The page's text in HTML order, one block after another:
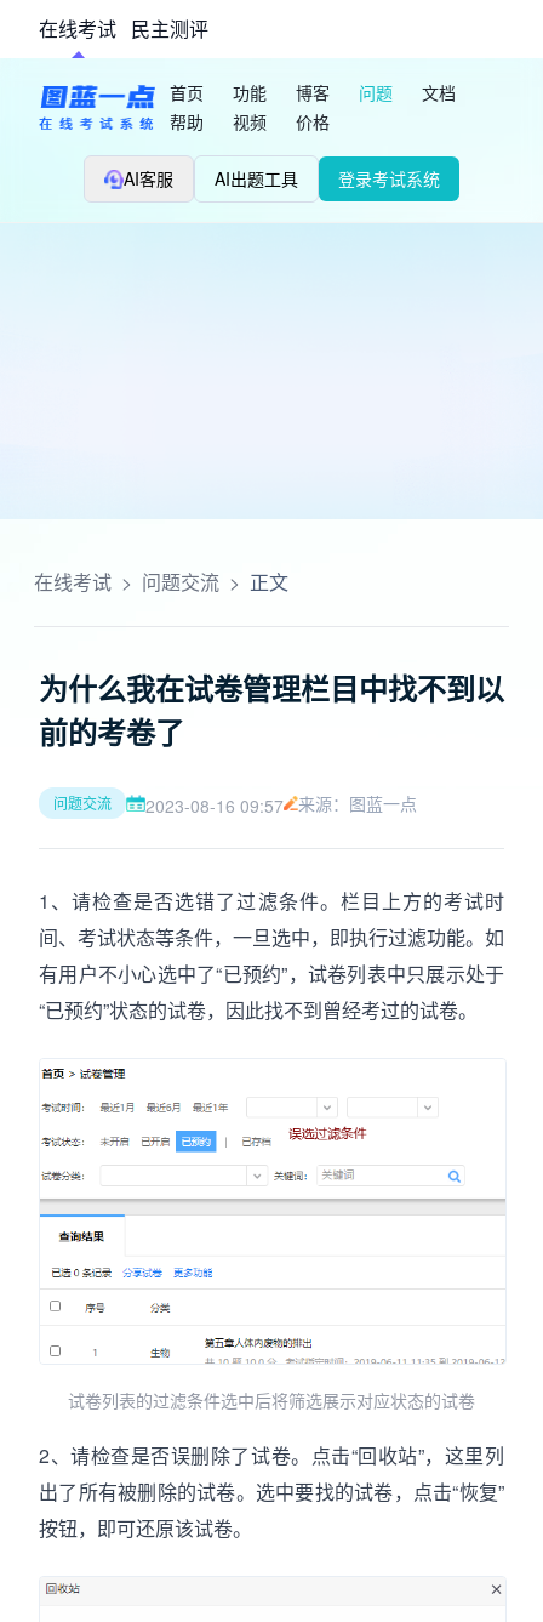
在线考试 民主测评
首页 功能 博客 问题
文档
帮助
视频 价格
AI客服 AI出题工具 登录考试系统
在线考试 > 问题交流 > 正文
为什么我在试卷管理栏目中找不到以
前的考卷了
问题交流 2023-08-16 09:57 来源：图蓝一点
1、请检查是否选错了过滤条件。栏目上方的考试时
间、考试状态等条件，一旦选中，即执行过滤功能。如
有用户不小心选中了“已预约”，试卷列表中只展示处于
“已预约”状态的试卷，因此找不到曾经考过的试卷。
试卷列表的过滤条件选中后将筛选展示对应状态的试卷
2、请检查是否误删除了试卷。点击“回收站”，这里列
出了所有被删除的试卷。选中要找的试卷，点击“恢复”
按钮，即可还原该试卷。